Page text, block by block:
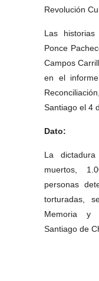
Revolución
Las
Ponce
Campos
en el
Santiago el 4
Dato:
La
muertos,
personas
torturadas,
Memoria y
Santiago de